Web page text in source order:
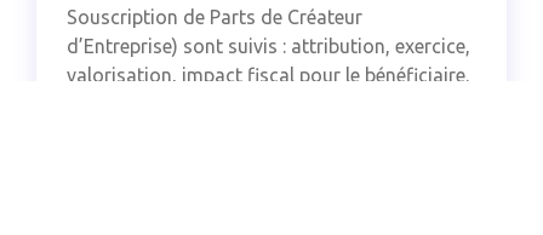
Souscription de Parts de Créateur
d’Entreprise) sont suivis : attribution, exercice,
valorisation, impact fiscal pour le bénéficiaire.